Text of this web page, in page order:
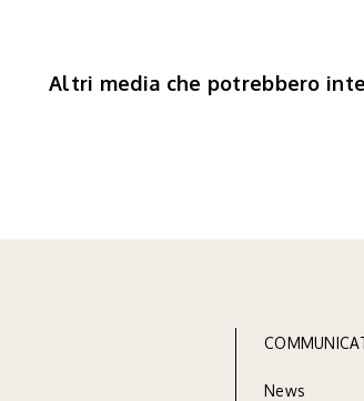
Altri media che potrebbero
News